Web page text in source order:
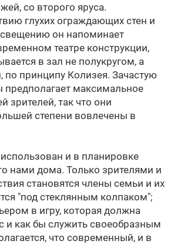
со второго яруса.
глухих ограждающих стен и
он напоминает
театре конструкции,
в зал не полукругом, а
по принципу Колизея. Зачастую
предполагает максимальное
зрителей, так что они
степени вовлечены в
и в планировке
нами дома. Только зрителями и
становятся члены семьи и их
"под стеклянным колпаком";
в игру, которая должна
и как бы служить своеобразным
что современный, и в